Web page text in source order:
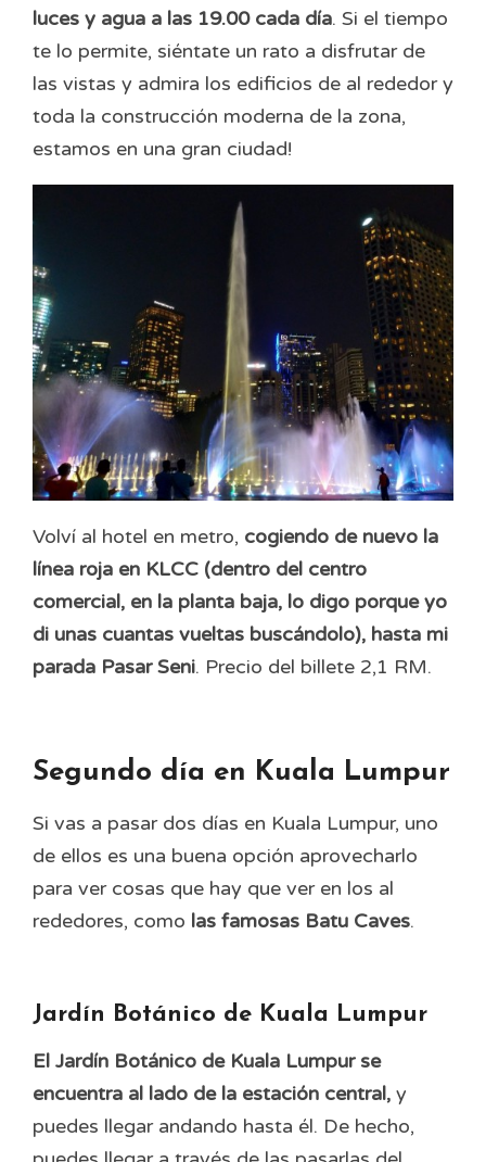
luces y agua a las 19.00 cada día. Si el tiempo
te lo permite, siéntate un rato a disfrutar de
las vistas y admira los edificios de al rededor y
toda la construcción moderna de la zona,
estamos en una gran ciudad!
Volví al hotel en metro, cogiendo de nuevo la
línea roja en KLCC (dentro del centro
comercial, en la planta baja, lo digo porque yo
di unas cuantas vueltas buscándolo), hasta mi
parada Pasar Seni. Precio del billete 2,1 RM.
Segundo día en Kuala Lumpur
Si vas a pasar dos días en Kuala Lumpur, uno
de ellos es una buena opción aprovecharlo
para ver cosas que hay que ver en los al
rededores, como las famosas Batu Caves.
Jardín Botánico de Kuala Lumpur
El Jardín Botánico de Kuala Lumpur se
encuentra al lado de la estación central, y
puedes llegar andando hasta él. De hecho,